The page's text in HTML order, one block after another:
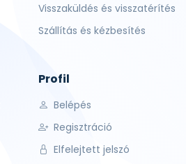
Visszaküldés és visszatérítés
Szállítás és kézbesítés
Profil
Belépés
Regisztráció
Elfelejtett jelszó